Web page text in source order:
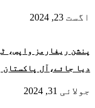
اگست 23, 2024
پنشن ریفارمز واپس،
دیا جائے،آل
جولائی 31, 2024